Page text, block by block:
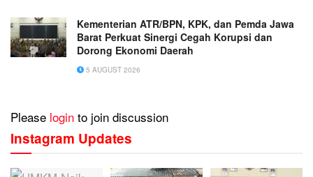
Kementerian ATR/BPN, KPK, dan Pemda Jawa
Barat Perkuat Sinergi Cegah Korupsi dan
Dorong Ekonomi Daerah
5 AUGUST 2026
Please login to join discussion
Instagram Updates